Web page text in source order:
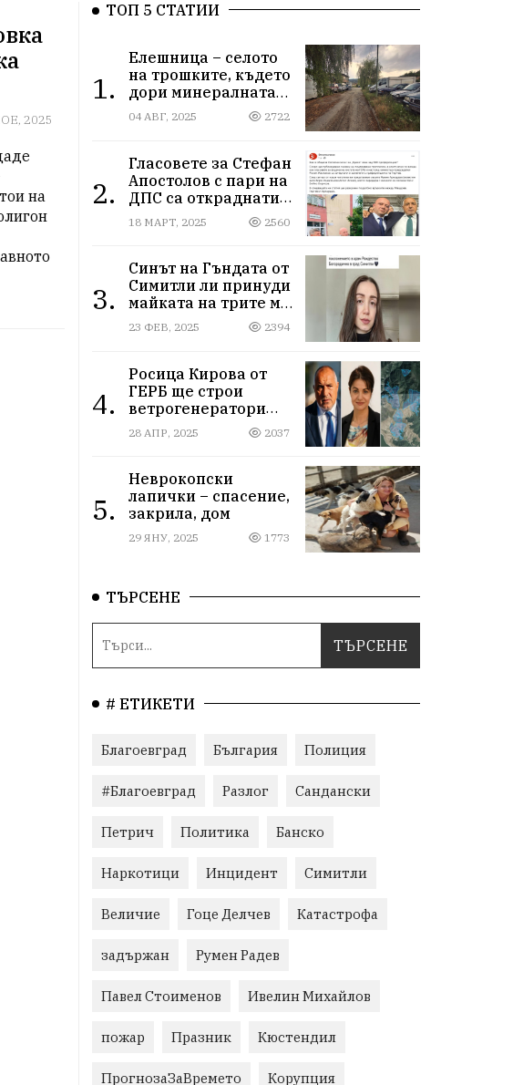
2025
на
ТОП 5 СТАТИИ
1.
Елешница – селото
на трошките, където
дори минералната
вода не може да
измие срама
04 АВГ, 2025 2722
2.
Гласовете за Стефан
Апостолов с пари на
ДПС са откраднати
от Иван Герчев,
медия бухалка го
18 МАРТ, 2025 2560
3.
Синът на Гъндата от
Симитли ли принуди
майката на трите му
деца да се самоубие?
Къде са
23 ФЕВ, 2025 2394
4.
Росица Кирова от
ГЕРБ ще строи
ветрогенератори
върху пасища в
Осоговската планина
28 АПР, 2025 2037
5.
Неврокопски
лапички – спасение,
закрила, дом
29 ЯНУ, 2025 1773
ТЪРСЕНЕ
# ЕТИКЕТИ
Благоевград България Полиция
#Благоевград Разлог Сандански
Петрич Политика Банско
Наркотици Инцидент Симитли
Величие Гоце Делчев Катастрофа
задържан Румен Радев
Павел Стоименов Ивелин Михайлов
пожар Празник Кюстендил
ПрогнозаЗаВремето Корупция